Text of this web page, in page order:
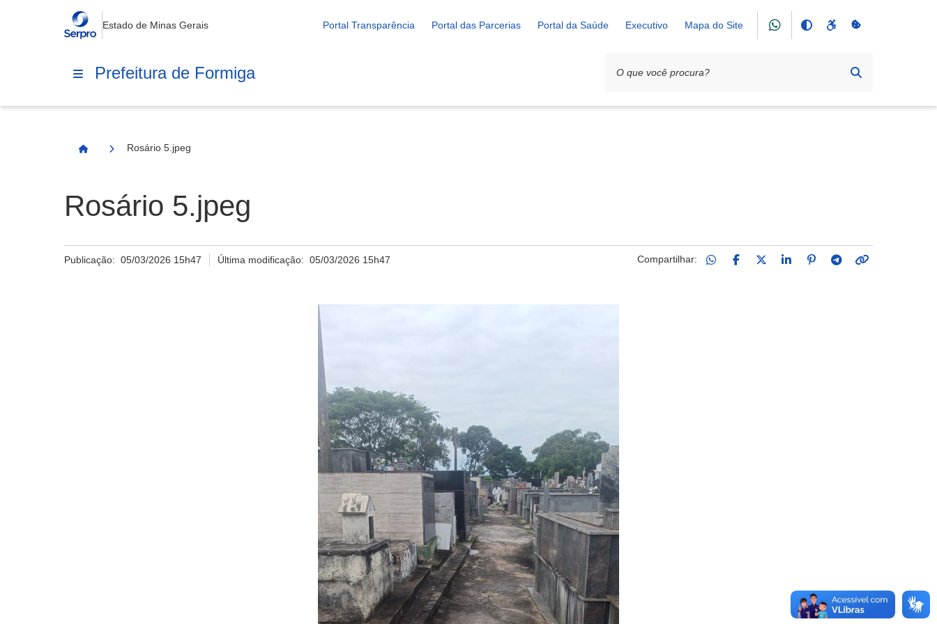
Estado de Minas Gerais Portal Transparência Portal das Parcerias Portal da Saúde Executivo Mapa do Site
Prefeitura de Formiga
Página Inicial
Rosário 5.jpeg
Rosário 5.jpeg
Publicação: 05/03/2026 15h47 Última modificação:05/03/2026 15h47 Compartilhar: